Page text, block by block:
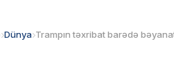
Dünya